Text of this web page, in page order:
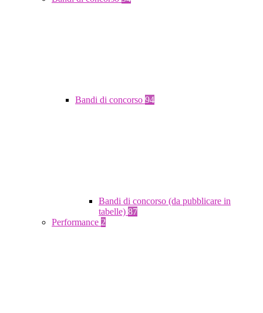
Bandi di concorso 94
Bandi di concorso (da pubblicare in
tabelle) 87
Performance 2